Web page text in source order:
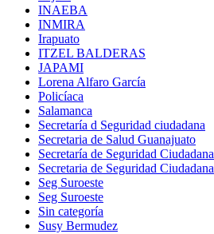
INAEBA
INMIRA
Irapuato
ITZEL BALDERAS
JAPAMI
Lorena Alfaro García
Policíaca
Salamanca
Secretaría d Seguridad ciudadana
Secretaria de Salud Guanajuato
Secretaría de Seguridad Ciudadana
Secretaria de Seguridad Ciudadana
Seg Suroeste
Seg Suroeste
Sin categoría
Susy Bermudez